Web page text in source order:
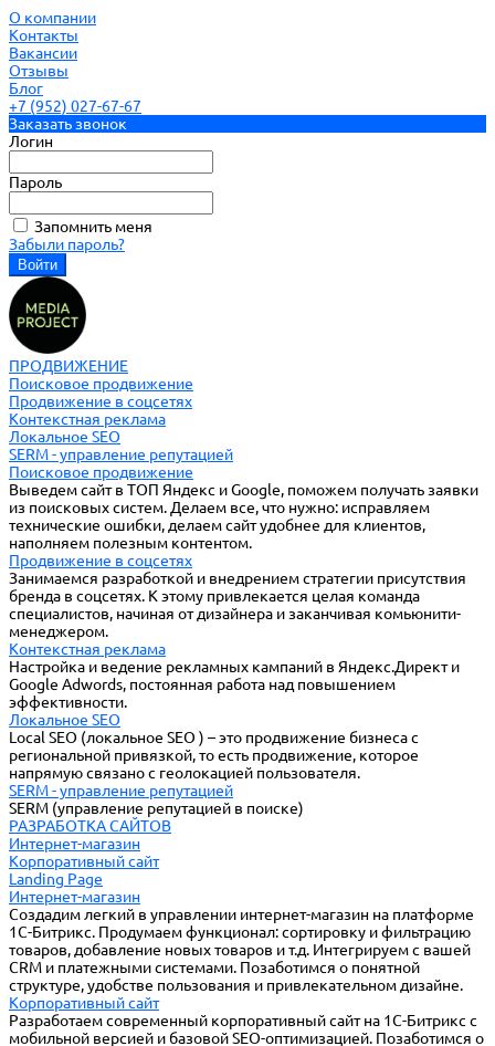
О компании
Контакты
Вакансии
Отзывы
Блог
+7 (952) 027-67-67
Заказать звонок
Логин
Пароль
Запомнить меня
Забыли пароль?
ПРОДВИЖЕНИЕ
Поисковое продвижение
Продвижение в соцсетях
Контекстная реклама
Локальное SEO
SERM - управление репутацией
Поисковое продвижение
Выведем сайт в ТОП Яндекс и Google, поможем получать заявки
из поисковых систем. Делаем все, что нужно: исправляем
технические ошибки, делаем сайт удобнее для клиентов,
наполняем полезным контентом.
Продвижение в соцсетях
Занимаемся разработкой и внедрением стратегии присутствия
бренда в соцсетях. К этому привлекается целая команда
специалистов, начиная от дизайнера и заканчивая комьюнити-
менеджером.
Контекстная реклама
Настройка и ведение рекламных кампаний в Яндекс.Директ и
Google Adwords, постоянная работа над повышением
эффективности.
Локальное SEO
Local SEO (локальное SEO ) – это продвижение бизнеса с
региональной привязкой, то есть продвижение, которое
напрямую связано с геолокацией пользователя.
SERM - управление репутацией
SERM (управление репутацией в поиске)
РАЗРАБОТКА САЙТОВ
Интернет-магазин
Корпоративный сайт
Landing Page
Интернет-магазин
Создадим легкий в управлении интернет-магазин на платформе
1С-Битрикс. Продумаем функционал: сортировку и фильтрацию
товаров, добавление новых товаров и т.д. Интегрируем с вашей
CRM и платежными системами. Позаботимся о понятной
структуре, удобстве пользования и привлекательном дизайне.
Корпоративный сайт
Разработаем современный корпоративный сайт на 1С-Битрикс с
мобильной версией и базовой SEO-оптимизацией. Позаботимся о